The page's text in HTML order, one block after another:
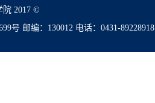
院 2017 ©
号 邮编：130012 电话：0431-89228918